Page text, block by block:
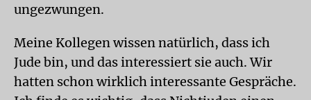
ungezwungen.
Meine Kollegen wissen natürlich, dass ich
Jude bin, und das interessiert sie auch. Wir
hatten schon wirklich interessante Gespräche.